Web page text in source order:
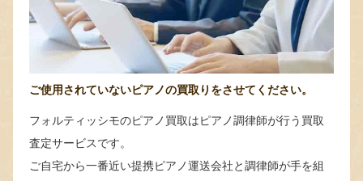
ご使用されていないピアノの買取りをさせてください。
フォルティッシモのピアノ買取はピアノ調律師が行う買取
査定サービスです。
ご自宅から一番近い提携ピアノ運送会社と調律師が手を組